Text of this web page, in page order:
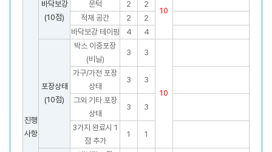
진행
사항
바닥보강
(10점)
10
문턱 2
2
적재 공간
2
2
바닥보강 테이핑
4 4
포장상태
(10점)
박스 이중포장
(비닐)
3 3
10
가구/가전 포장
상태
3 3
그외 기타 포장
상태
3 3
3가지 완료시 1
점 추가
1 1